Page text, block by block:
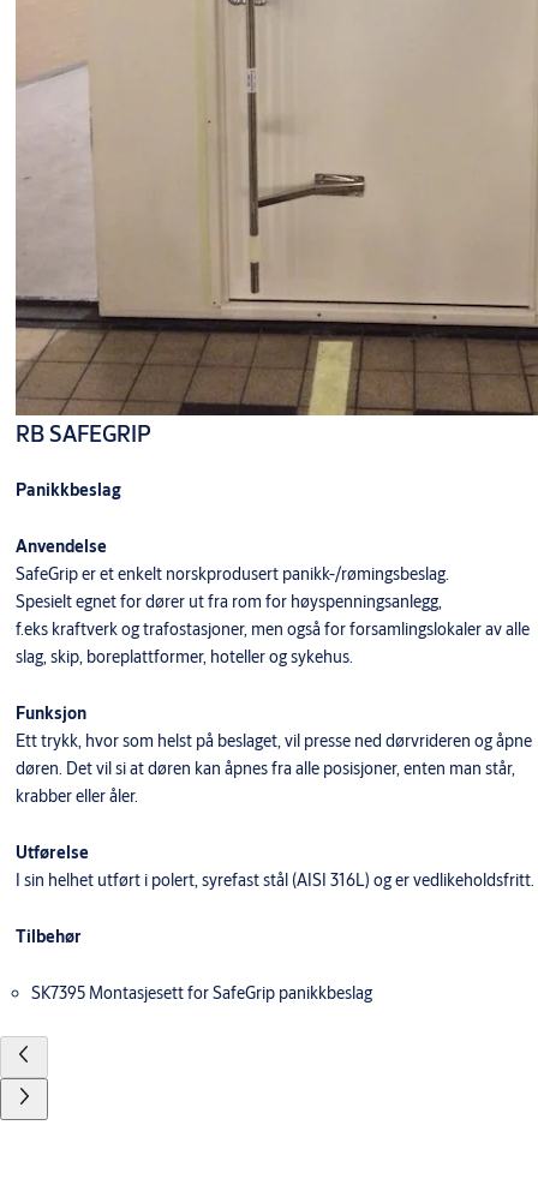
RB SAFEGRIP
Panikkbeslag
Anvendelse
SafeGrip er et enkelt norskprodusert panikk-/rømingsbeslag.
Spesielt egnet for dører ut fra rom for høyspenningsanlegg,
f.eks kraftverk og trafostasjoner, men også for forsamlingslokaler av alle
slag, skip, boreplattformer, hoteller og sykehus.
Funksjon
Ett trykk, hvor som helst på beslaget, vil presse ned dørvrideren og åpne
døren. Det vil si at døren kan åpnes fra alle posisjoner, enten man står,
krabber eller åler.
Utførelse
I sin helhet utført i polert, syrefast stål (AISI 316L) og er vedlikeholdsfritt.
Tilbehør
SK7395 Montasjesett for SafeGrip panikkbeslag